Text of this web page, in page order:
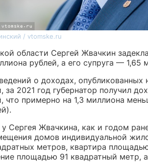
/ vtomske.ru
области Сергей Жвачкин
рублей, а его супруга — 1,65
о доходах, опубликованных
за 2021 год губернатор получил
что примерно на 1,3 миллиона
Сергея Жвачкина, как и годом
домов индивидуальной
метров, квартира
площадью 91 квадратный метр,